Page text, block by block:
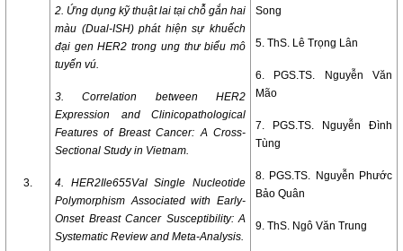
3.
2. Ứng dụng kỹ thuật lai tại chỗ gắn hai
màu (Dual-ISH) phát hiện sự khuếch
đại gen HER2 trong ung thư biểu mô
tuyến vú.
3. Correlation between HER2
Expression and Clinicopathological
Features of Breast Cancer: A Cross-
Sectional Study in Vietnam.
4.
HER2Ile655Val Single Nucleotide
Polymorphism Associated with Early-
Onset Breast Cancer Susceptibility: A
Systematic Review and Meta-Analysis.
Song
5. ThS. Lê Trọng Lân
6. PGS.TS. Nguyễn Văn
Mão
7. PGS.TS. Nguyễn Đình
Tùng
8. PGS.TS. Nguyễn Phước
Bảo Quân
9. ThS. Ngô Văn Trung